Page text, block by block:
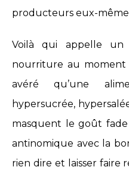
producteurs eux-
Voilà qui appelle un
nourriture au
avéré qu’une
hypersucrée,
masquent le goût
antinomique avec la
rien dire et laisser faire